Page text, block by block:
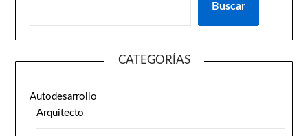
Buscar
CATEGORÍAS
Autodesarrollo
Arquitecto